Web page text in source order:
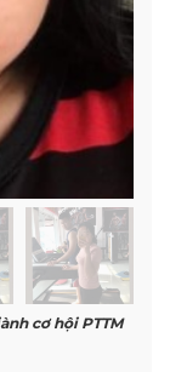
cơ hội PTTM